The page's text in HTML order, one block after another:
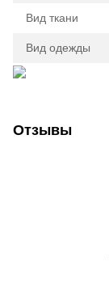
Вид ткани
Вид одежды
Отзывы